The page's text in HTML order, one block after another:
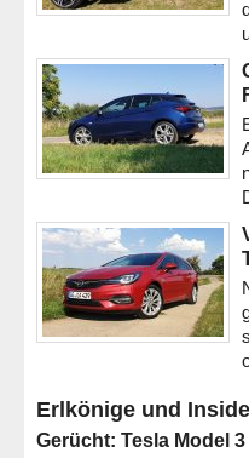
Erlkönige und
Gerücht: Tesla Model